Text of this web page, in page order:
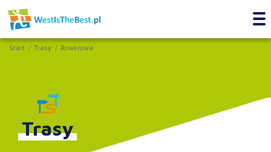
Start Trasy Rowerowa
Trasy